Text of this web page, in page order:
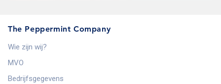
The Peppermint Company
Wie zijn wij?
MVO
Bedrijfsgegevens